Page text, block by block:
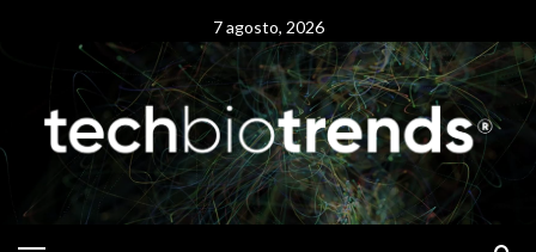
7 agosto, 2026